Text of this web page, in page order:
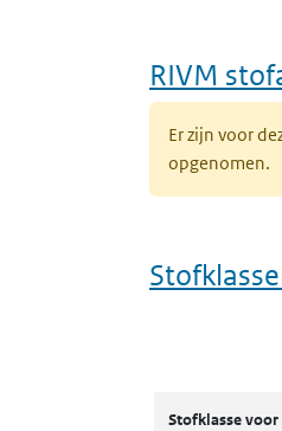
RIVM
Er zijn voor
opgenomen.
Stofklasse